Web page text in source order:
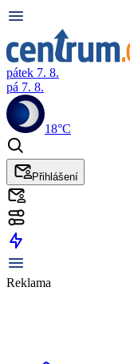
pátek 7. 8.
pá 7. 8.
18°C
Přihlášení
Reklama